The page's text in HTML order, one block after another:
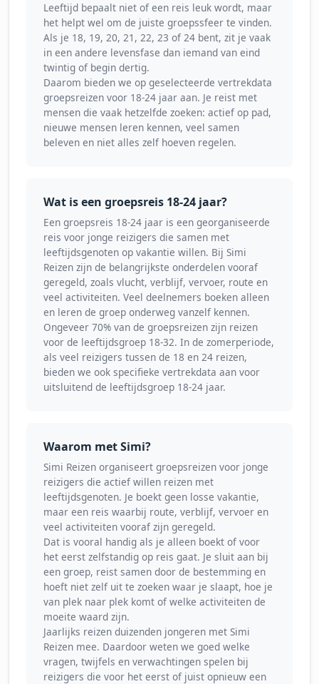
Leeftijd bepaalt niet of een reis leuk wordt, maar
het helpt wel om de juiste groepssfeer te vinden.
Als je 18, 19, 20, 21, 22, 23 of 24 bent, zit je vaak
in een andere levensfase dan iemand van eind
twintig of begin dertig.
Daarom bieden we op geselecteerde vertrekdata
groepsreizen voor 18-24 jaar aan. Je reist met
mensen die vaak hetzelfde zoeken: actief op pad,
nieuwe mensen leren kennen, veel samen
beleven en niet alles zelf hoeven regelen.
Wat is een groepsreis 18-24 jaar?
Een groepsreis 18-24 jaar is een georganiseerde
reis voor jonge reizigers die samen met
leeftijdsgenoten op vakantie willen. Bij Simi
Reizen zijn de belangrijkste onderdelen vooraf
geregeld, zoals vlucht, verblijf, vervoer, route en
veel activiteiten. Veel deelnemers boeken alleen
en leren de groep onderweg vanzelf kennen.
Ongeveer 70% van de groepsreizen zijn reizen
voor de leeftijdsgroep 18-32. In de zomerperiode,
als veel reizigers tussen de 18 en 24 reizen,
bieden we ook specifieke vertrekdata aan voor
uitsluitend de leeftijdsgroep 18-24 jaar.
Waarom met Simi?
Simi Reizen organiseert groepsreizen voor jonge
reizigers die actief willen reizen met
leeftijdsgenoten. Je boekt geen losse vakantie,
maar een reis waarbij route, verblijf, vervoer en
veel activiteiten vooraf zijn geregeld.
Dat is vooral handig als je alleen boekt of voor
het eerst zelfstandig op reis gaat. Je sluit aan bij
een groep, reist samen door de bestemming en
hoeft niet zelf uit te zoeken waar je slaapt, hoe je
van plek naar plek komt of welke activiteiten de
moeite waard zijn.
Jaarlijks reizen duizenden jongeren met Simi
Reizen mee. Daardoor weten we goed welke
vragen, twijfels en verwachtingen spelen bij
reizigers die voor het eerst of juist opnieuw een